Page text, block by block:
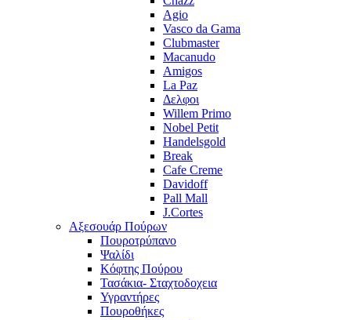
Agio
Vasco da Gama
Clubmaster
Macanudo
Amigos
La Paz
Δελφοι
Willem Primo
Nobel Petit
Handelsgold
Break
Cafe Creme
Davidoff
Pall Mall
J.Cortes
Αξεσουάρ Πούρων
Πουροτρύπανο
Ψαλίδι
Κόφτης Πούρου
Τασάκια- Σταχτοδοχεια
Υγραντήρες
Πουροθήκες